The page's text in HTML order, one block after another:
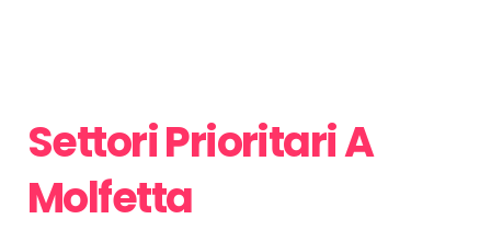
Settori Prioritari A
Molfetta